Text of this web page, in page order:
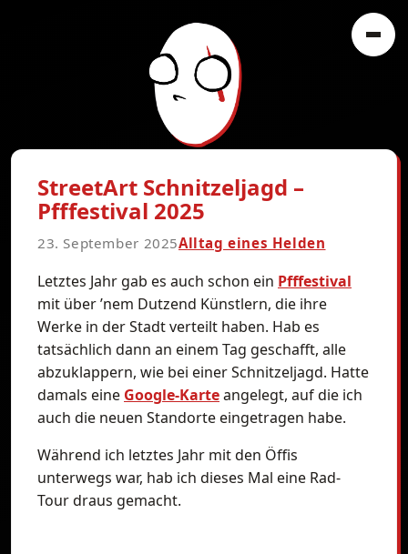
StreetArt Schnitzeljagd –
Pfffestival 2025
23. September 2025Alltag eines Helden
Letztes Jahr gab es auch schon ein Pfffestival
mit über ’nem Dutzend Künstlern, die ihre
Werke in der Stadt verteilt haben. Hab es
tatsächlich dann an einem Tag geschafft, alle
abzuklappern, wie bei einer Schnitzeljagd. Hatte
damals eine Google-Karteangelegt, auf die ich
auch die neuen Standorte eingetragen habe.
Während ich letztes Jahr mit den Öffis
unterwegs war, hab ich dieses Mal eine Rad-
Tour draus gemacht.